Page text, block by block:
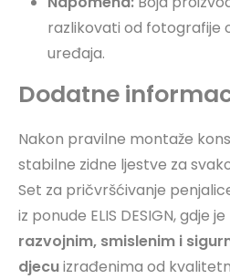
razlikovati od fotografije
uređaja.
Dodatne
Nakon pravilne montaže
stabilne zidne ljestve za
Set za pričvršćivanje
iz ponude ELIS DESIGN, gdje
razvojnim, smislenim i
djecuizrađenima od